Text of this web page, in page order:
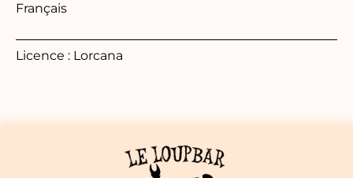
Français
Licence : Lorcana